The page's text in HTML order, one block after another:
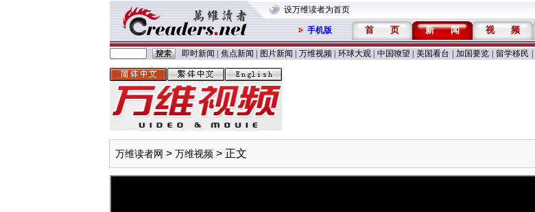
设万维读者为首页
手机版 首 页 新 闻 视 频
即时新闻 焦点新闻 图片新闻 万维视频 环球大观 中国嘹望 美国看台 加国要览 留学移民
万维读者网 > 万维视频 > 正文